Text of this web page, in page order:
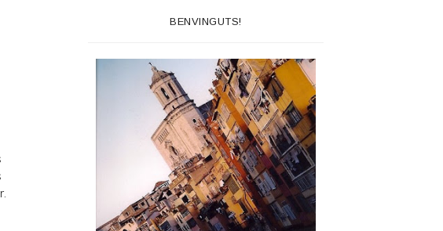
BENVINGUTS!